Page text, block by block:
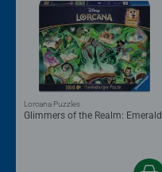
Glimmers of the Realm: Emerald
Lorcana Puzzles